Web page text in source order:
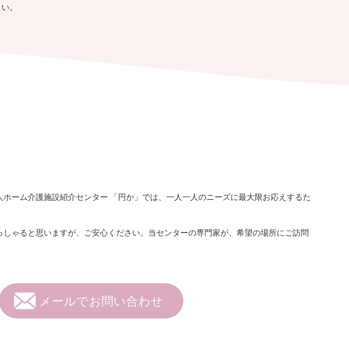
。
ーム介護施設紹介センター 「円か」では、一人一人のニーズに最大限お応えするた
ゃると思いますが、ご安心ください。当センターの専門家が、希望の場所にご訪問
メールでお問い合わせ